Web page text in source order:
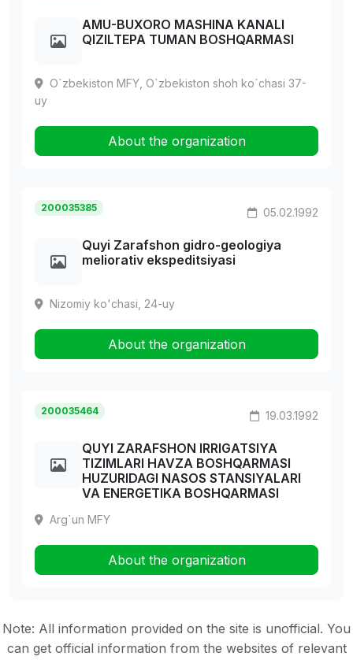
AMU-BUXORO MASHINA KANALI
QIZILTEPA TUMAN BOSHQARMASI
O`zbekiston MFY, O`zbekiston shoh ko`chasi 37-
uy
About the organization
200035385 05.02.1992
Quyi Zarafshon gidro-geologiya
meliorativ ekspeditsiyasi
Nizomiy ko'chasi, 24-uy
About the organization
200035464 19.03.1992
QUYI ZARAFSHON IRRIGATSIYA
TIZIMLARI HAVZA BOSHQARMASI
HUZURIDAGI NASOS STANSIYALARI
VA ENERGETIKA BOSHQARMASI
Arg`un MFY
About the organization
Note: All information provided on the site is unofficial. You
can get official information from the websites of relevant